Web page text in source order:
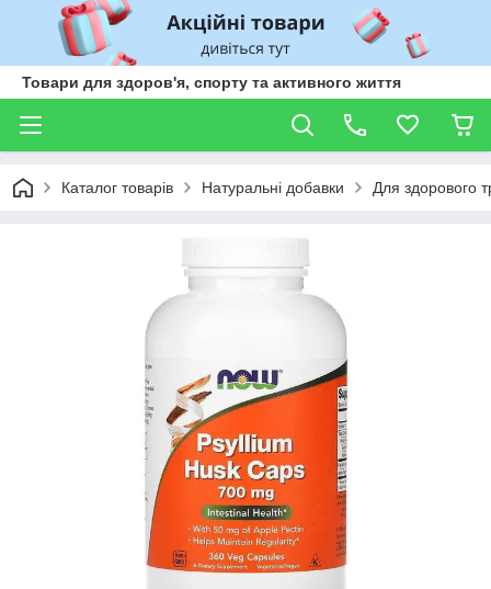
Товари для здоров'я, спорту та активного життя
Каталог товарів Натуральні добавки Для здорового